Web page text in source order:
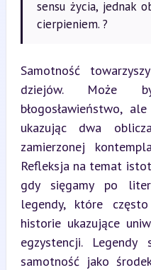
sensu życia, jednak
cierpieniem. ?
Samotność
dziejów. Może
błogosławieństwo,
ukazując dwa
zamierzonej
Refleksja na temat
gdy sięgamy po
legendy, które
historie ukazujące
egzystencji.
samotność jako